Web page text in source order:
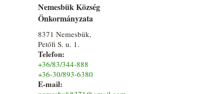
Nemesbük Község
Önkormányzata
8371 Nemesbük,
Petőfi S. u. 1.
Telefon:
+36/83/344-888
+36-30/893-6380
E-mail: